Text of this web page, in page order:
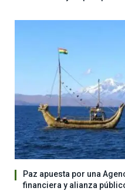
Paz apuesta por una
financiera y alianza